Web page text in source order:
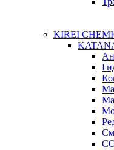
KIREI